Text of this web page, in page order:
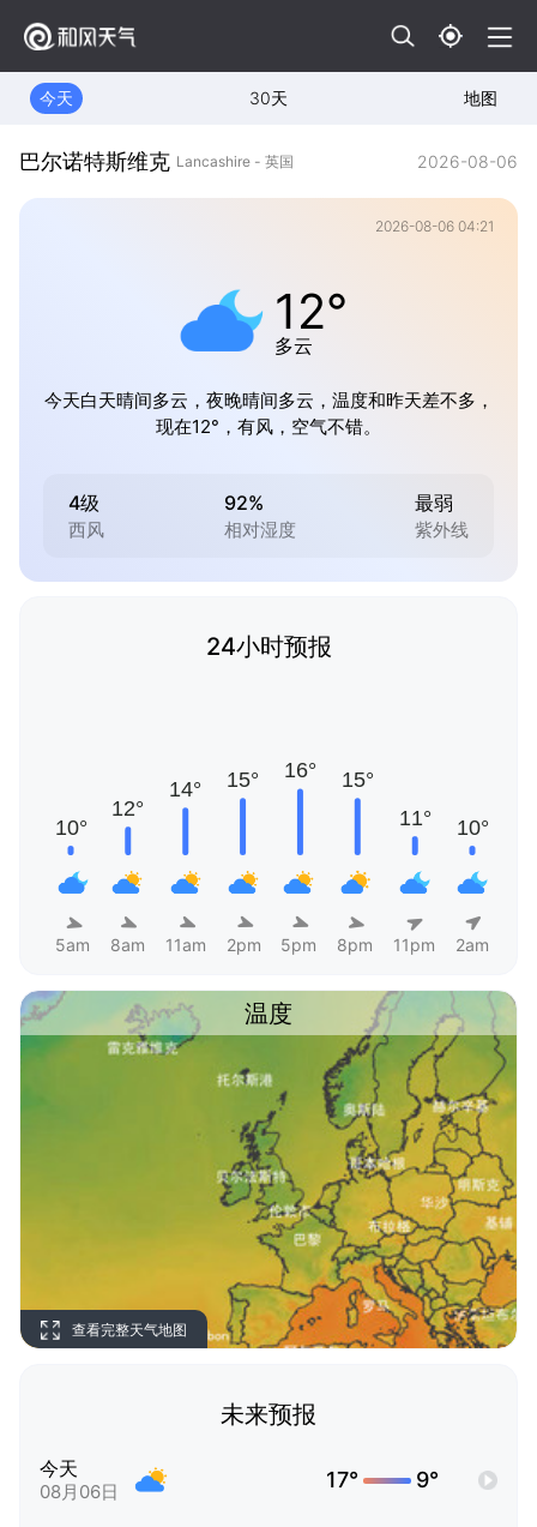
今天 30天 地图
巴尔诺特斯维克 Lancashire - 英国 2026-08-06
2026-08-06 04:21
12°
多云
今天白天晴间多云，夜晚晴间多云，温度和昨天差不多，
现在12°，有风，空气不错。
4级
西风
92%
相对湿度
最弱
紫外线
24小时预报
5am 8am 11am 2pm 5pm 8pm 11pm 2am
温度
查看完整天气地图
未来预报
今天
08月06日 17° 9°